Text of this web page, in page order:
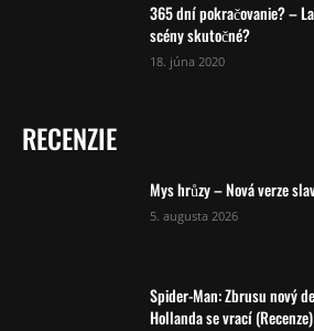
365 dní pokračovanie? –
scény skutočné?
18. júna 2020
RECENZIE
Mys hrůzy – Nová verze
5. augusta 2026
Spider-Man: Zbrusu nový
Hollanda se vrací (Recenze)